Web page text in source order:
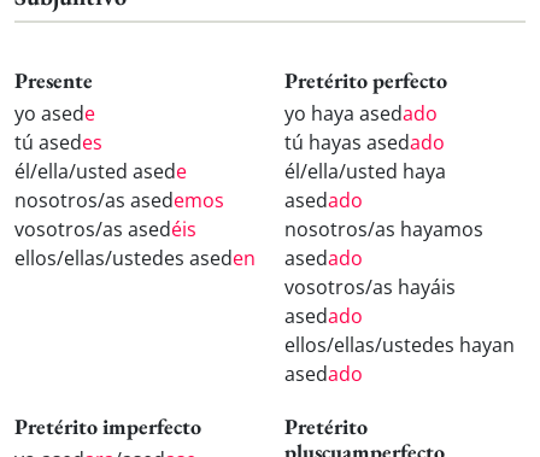
Presente
yo asede
tú asedes
él/ella/usted asede
nosotros/as asedemos
vosotros/as asedéis
ellos/ellas/ustedes aseden
Pretérito perfecto
yo haya asedado
tú hayas asedado
él/ella/usted haya
asedado
nosotros/as hayamos
asedado
vosotros/as hayáis
asedado
ellos/ellas/ustedes hayan
asedado
Pretérito imperfecto
Pretérito
pluscuamperfecto